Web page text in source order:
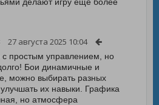
27 августа 2025 10:04
с простым управлением, но
Бои динамичные и
можно выбирать разных
их навыки. Графика
но атмосфера